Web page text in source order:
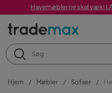
Havemøblerne skal væk!
Hjem Møbler Sofaer